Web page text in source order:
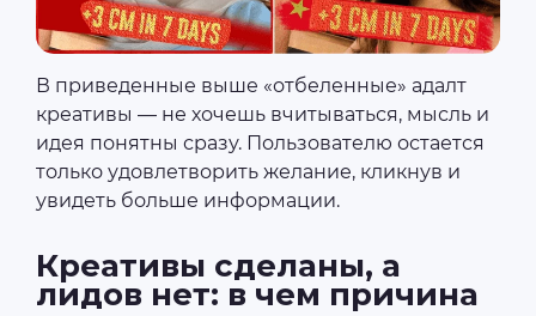
В приведенные выше «‎отбеленные»‎ адалт
креативы — не хочешь вчитываться, мысль и
идея понятны сразу. Пользователю остается
только удовлетворить желание, кликнув и
увидеть больше информации.
Креативы сделаны, а
лидов нет: в чем причина